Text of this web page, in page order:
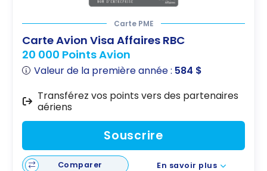
Carte PME
Carte Avion Visa Affaires RBC
20 000 Points Avion
Valeur de la première année : 584 $
Transférez vos points vers des partenaires
aériens
Souscrire
Comparer En savoir plus